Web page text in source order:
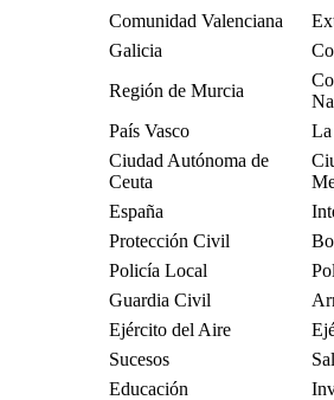
Comunidad Valenciana
Galicia
Región de Murcia
País Vasco
Ciudad Autónoma de
Ceuta
España
Protección Civil
Policía Local
Guardia Civil
Ejército del Aire
Sucesos
Educación